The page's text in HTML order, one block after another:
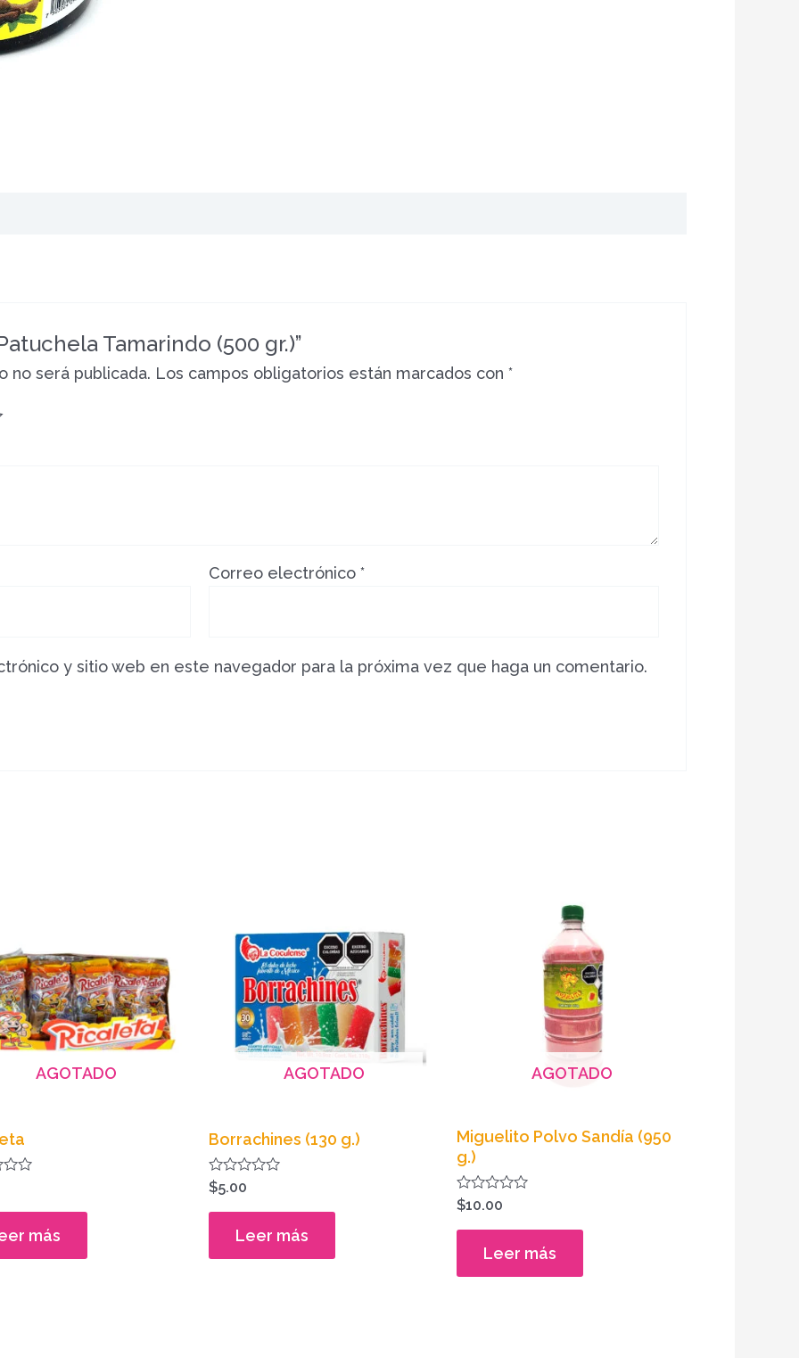
Tamarindo (500 gr.)”
no será publicada. Los campos obligatorios están marcados con*
Correo electrónico*
y sitio web en este navegador para la próxima vez que haga un comentario.
AGOTADO
más
AGOTADO
Borrachines (130 g.)
Valorado
en
0
$5.00
Leer más
AGOTADO
Miguelito Polvo Sandía (950
g.)
Valorado
en
0
$10.00
Leer más